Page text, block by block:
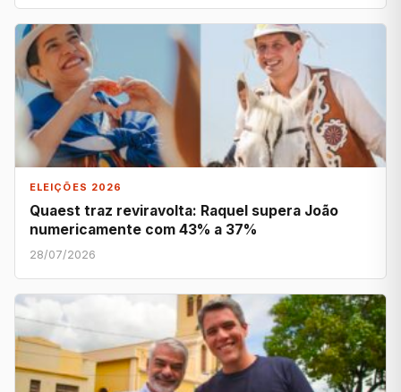
ELEIÇÕES 2026
Quaest traz reviravolta: Raquel supera João
numericamente com 43% a 37%
28/07/2026